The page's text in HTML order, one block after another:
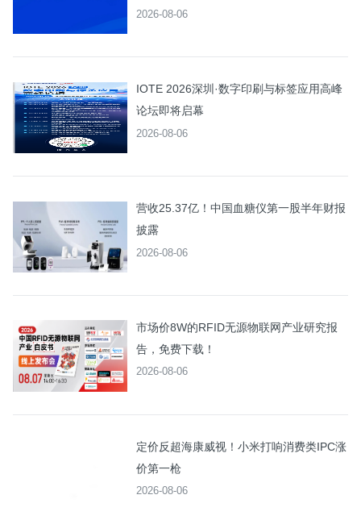
2026-08-06
IOTE 2026深圳·数字印刷与标签应用高峰
论坛即将启幕
2026-08-06
营收25.37亿！中国血糖仪第一股半年财报
披露
2026-08-06
市场价8W的RFID无源物联网产业研究报
告，免费下载！
2026-08-06
定价反超海康威视！小米打响消费类IPC涨
价第一枪
2026-08-06